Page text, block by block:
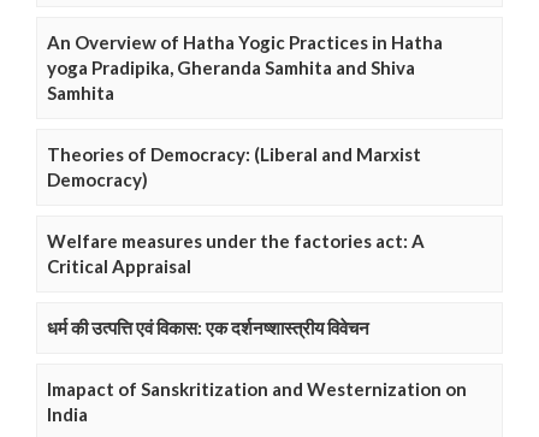
An Overview of Hatha Yogic Practices in Hatha
yoga Pradipika, Gheranda Samhita and Shiva
Samhita
Theories of Democracy: (Liberal and Marxist
Democracy)
Welfare measures under the factories act: A
Critical Appraisal
धर्म की उत्पत्ति एवं विकास: एक दर्शनष्शास्त्रीय विवेचन
Imapact of Sanskritization and Westernization on
India